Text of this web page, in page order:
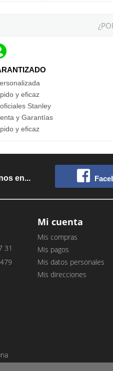
y eficaz
Stanley
y Garantías
y eficaz
en...
31
Mi cuenta
Mis compras
Mis pagos
Mis datos personales
Mis direcciones